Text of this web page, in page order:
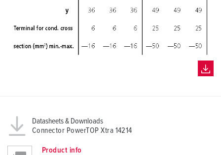
Datasheets & Downloads
Connector PowerTOP Xtra 14214
Product info